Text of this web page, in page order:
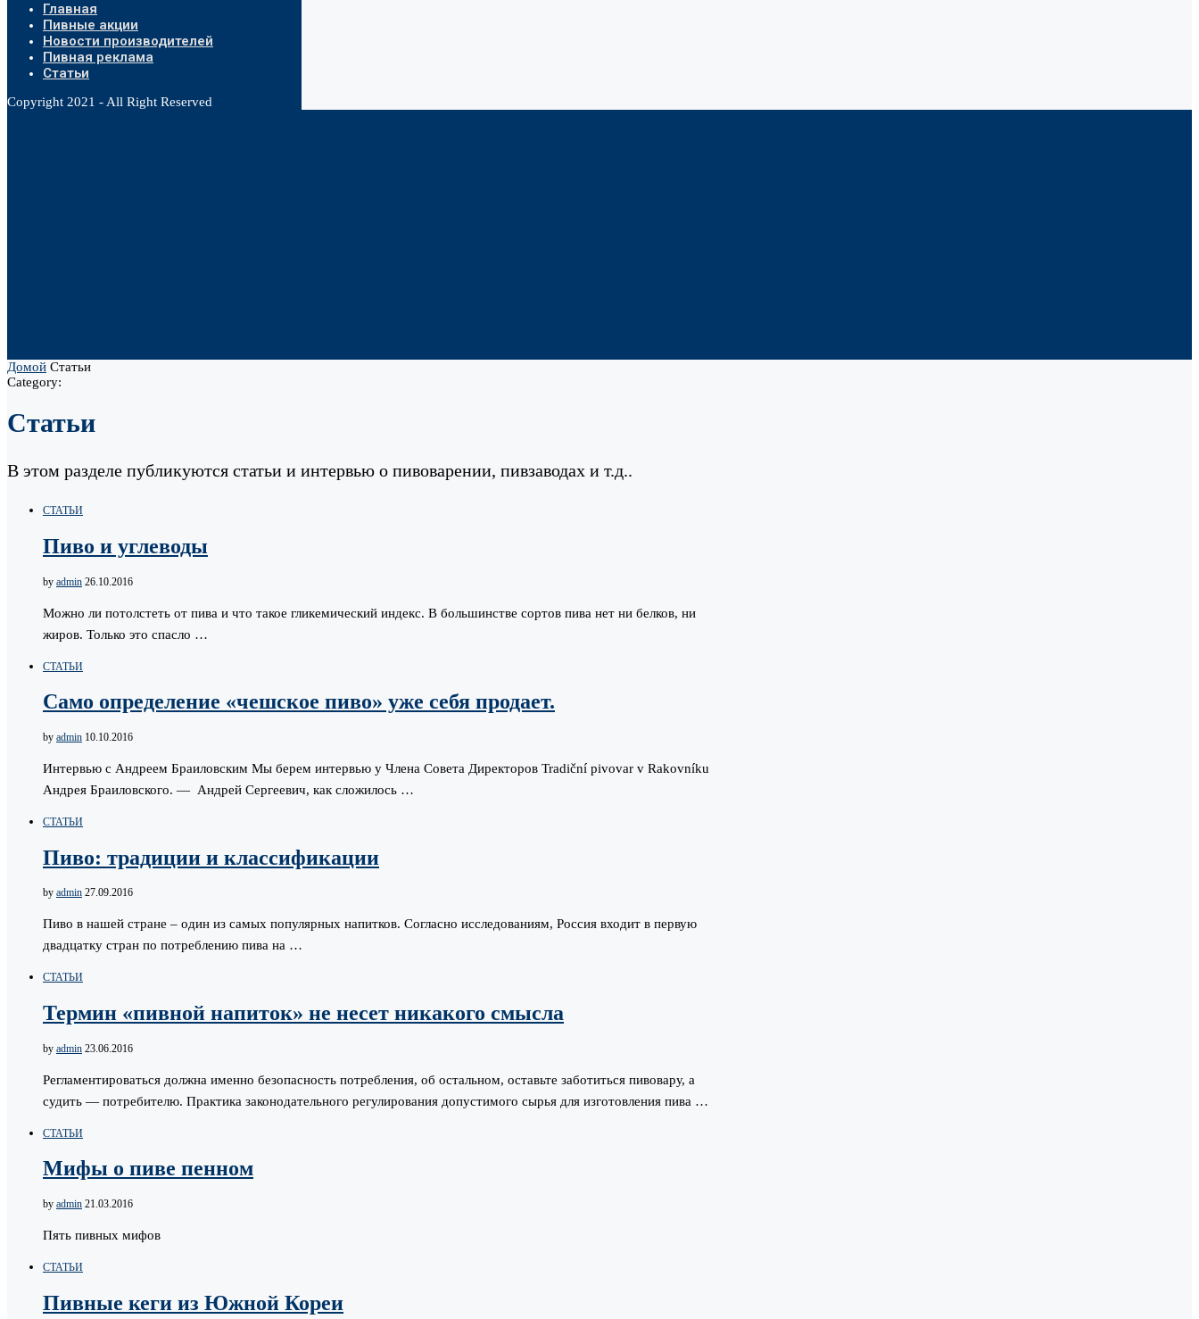
Главная
Пивные акции
Новости производителей
Пивная реклама
Статьи
Copyright 2021 - All Right Reserved
Домой Статьи
Category:
Статьи
В этом разделе публикуются статьи и интервью о пивоварении, пивзаводах и т.д..
СТАТЬИ
Пиво и углеводы
by admin 26.10.2016
Можно ли потолстеть от пива и что такое гликемический индекс. В большинстве сортов пива нет ни белков, ни
жиров. Только это спасло …
СТАТЬИ
Само определение «чешское пиво» уже себя продает.
by admin 10.10.2016
Интервью с Андреем Браиловским Мы берем интервью у Члена Совета Директоров Tradiční pivovar v Rakovníku
Андрея Браиловского. — Андрей Сергеевич, как сложилось …
СТАТЬИ
Пиво: традиции и классификации
by admin 27.09.2016
Пиво в нашей стране – один из самых популярных напитков. Согласно исследованиям, Россия входит в первую
двадцатку стран по потреблению пива на …
СТАТЬИ
Термин «пивной напиток» не несет никакого смысла
by admin 23.06.2016
Регламентироваться должна именно безопасность потребления, об остальном, оставьте заботиться пивовару, а
судить — потребителю. Практика законодательного регулирования допустимого сырья для изготовления пива …
СТАТЬИ
Мифы о пиве пенном
by admin 21.03.2016
Пять пивных мифов
СТАТЬИ
Пивные кеги из Южной Кореи